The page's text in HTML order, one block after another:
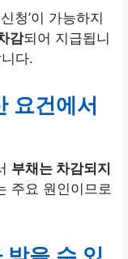
청’이 가능하지
감되어 지급됩니
다.
요건에서
부채는 차감되지
주요 원인이므로